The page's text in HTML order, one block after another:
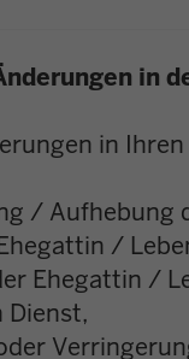
in
in
/ Aufhebung
/
Ehegattin /
Dienst,